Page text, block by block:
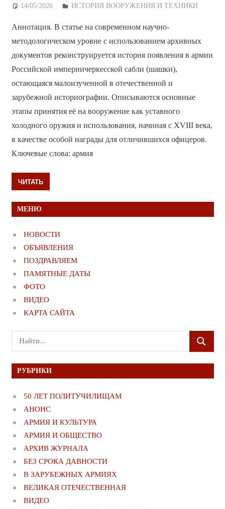
14/05/2026 Дежурный по Редакции
ИСТОРИЯ ВООРУЖЕНИЯ И ТЕХНИКИ
Аннотация. В статье на современном научно-
методологическом уровне с использованием архивных
документов реконструируется история появления в армии
Российской империичеркесской сабли (шашки),
остающаяся малоизученной в отечественной и
зарубежной историографии. Описываются основные
этапы принятия её на вооружение как уставного
холодного оружия и использования, начиная с XVIII века,
в качестве особой награды для отличившихся офицеров.
Ключевые слова: армия
ЧИТАТЬ
МЕНЮ
НОВОСТИ
ОБЪЯВЛЕНИЯ
ПОЗДРАВЛЯЕМ
ПАМЯТНЫЕ ДАТЫ
ФОТО
ВИДЕО
КАРТА САЙТА
Поиск
для:
ПОИСК
РУБРИКИ
50 ЛЕТ ПОЛИТУЧИЛИЩАМ
АНОНС
АРМИЯ И КУЛЬТУРА
АРМИЯ И ОБЩЕСТВО
АРХИВ ЖУРНАЛА
БЕЗ СРОКА ДАВНОСТИ
В ЗАРУБЕЖНЫХ АРМИЯХ
ВЕЛИКАЯ ОТЕЧЕСТВЕННАЯ
ВИДЕО